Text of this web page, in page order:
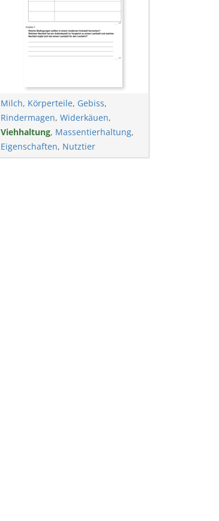
Milch, Körperteile, Gebiss,
Rindermagen,Widerkäuen,
Viehhaltung, Massentierhaltung,
Eigenschaften, Nutztier